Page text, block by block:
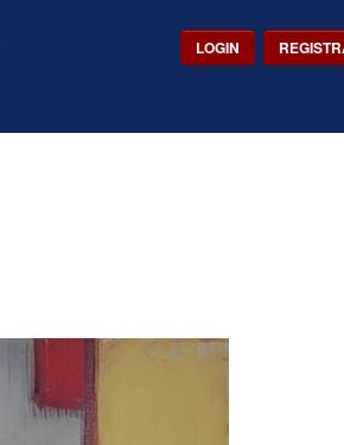
LOGIN